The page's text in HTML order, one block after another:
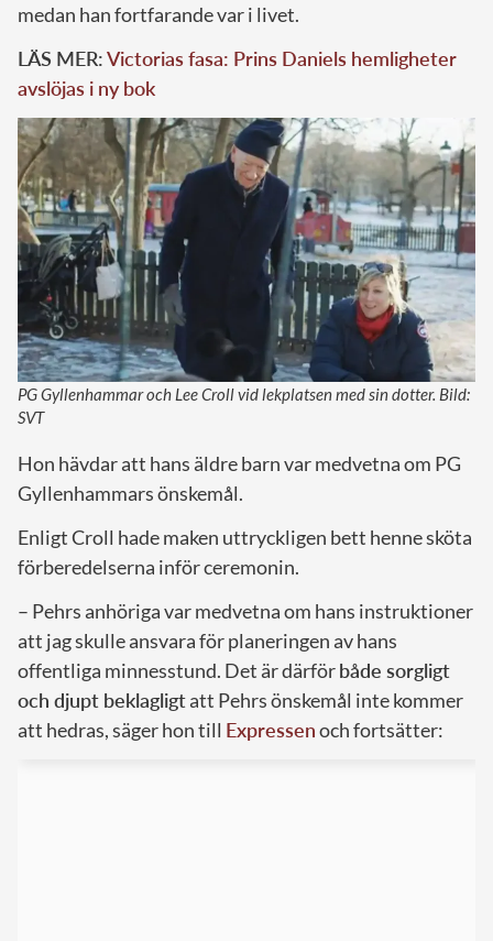
medan han fortfarande var i livet.
LÄS MER:Victorias fasa: Prins Daniels hemligheter
avslöjas i ny bok
PG Gyllenhammar och Lee Croll vid lekplatsen med sin dotter. Bild:
SVT
Hon hävdar att hans äldre barn var medvetna om PG
Gyllenhammars önskemål.
Enligt Croll hade maken uttryckligen bett henne sköta
förberedelserna inför ceremonin.
– Pehrs anhöriga var medvetna om hans instruktioner
att jag skulle ansvara för planeringen av hans
offentliga minnesstund. Det är därförbåde sorgligt
och djupt beklagligtatt Pehrs önskemål inte kommer
att hedras, säger hon till Expressenoch fortsätter: